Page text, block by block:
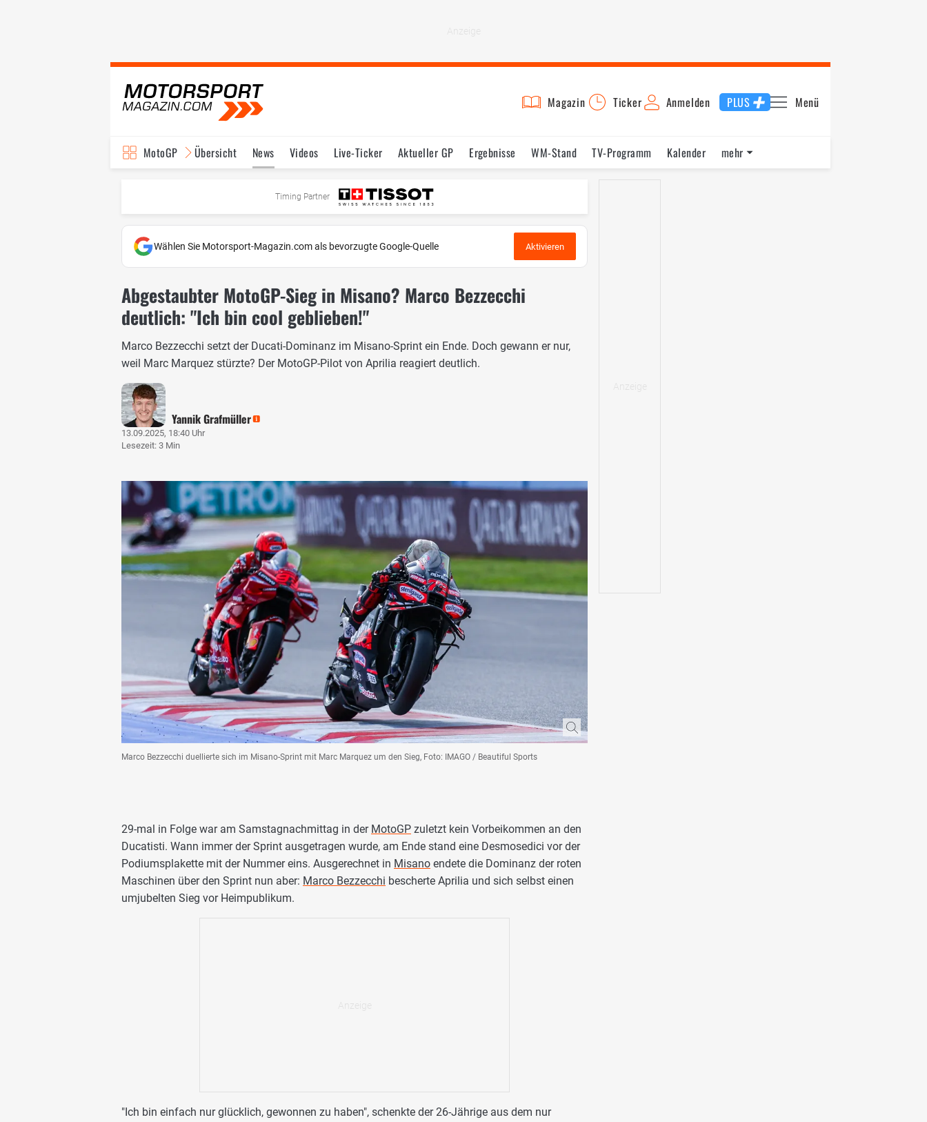
Magazin Ticker Anmelden PLUS Menü
MotoGP Übersicht News Videos Live-Ticker Aktueller GP Ergebnisse WM-Stand TV-Programm
Kalender
Testfahrten Reglement
mehr
Timing Partner
Wählen Sie Motorsport-Magazin.com als bevorzugte Google-Quelle Aktivieren
Abgestaubter MotoGP-Sieg in Misano? Marco Bezzecchi
deutlich: "Ich bin cool geblieben!"
Marco Bezzecchi setzt der Ducati-Dominanz im Misano-Sprint ein Ende. Doch gewann er nur,
weil Marc Marquez stürzte? Der MotoGP-Pilot von Aprilia reagiert deutlich.
Yannik Grafmüller
13.09.2025, 18:40 Uhr
Lesezeit: 3 Min
Marco Bezzecchi duellierte sich im Misano-Sprint mit Marc Marquez um den Sieg, Foto: IMAGO / Beautiful Sports
29-mal in Folge war am Samstagnachmittag in der MotoGP zuletzt kein Vorbeikommen an den
Ducatisti. Wann immer der Sprint ausgetragen wurde, am Ende stand eine Desmosedici vor der
Podiumsplakette mit der Nummer eins. Ausgerechnet in Misano endete die Dominanz der roten
Maschinen über den Sprint nun aber: Marco Bezzecchi bescherte Aprilia und sich selbst einen
umjubelten Sieg vor Heimpublikum.
"Ich bin einfach nur glücklich, gewonnen zu haben", schenkte der 26-Jährige aus dem nur